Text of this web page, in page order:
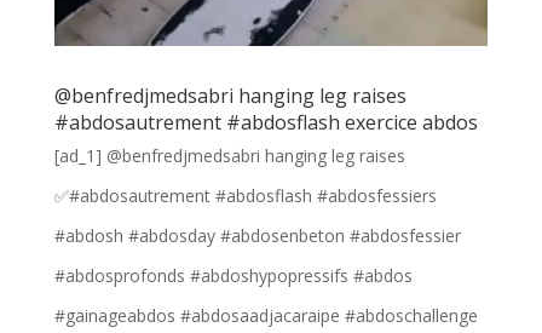
@benfredjmedsabri hanging leg raises
#abdosautrement #abdosflash exercice abdos
[ad_1] @benfredjmedsabri hanging leg raises
✅#abdosautrement #abdosflash #abdosfessiers
#abdosh #abdosday #abdosenbeton #abdosfessier
#abdosprofonds #abdoshypopressifs #abdos
#gainageabdos #abdosaadjacaraipe #abdoschallenge